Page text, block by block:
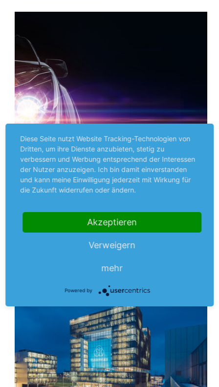
Premium
NEUES AUS UNTERNEHMEN
schafft es aus den roten Zahlen
16. Oktober 2020 Daimler hat sich im 3. Quartal deutlich
besser geschlagen als erwartet. Der Markt habe sich
schneller erholt als gedacht, vor allem im…
Diese Seite nutzt Website Tracking-Technologien von
Dritten, um ihre Dienste anzubieten, stetig zu
verbessern und Werbung entsprechend der Interessen
der Nutzer anzuzeigen. Ich bin damit einverstanden
und kann meine Einwilligung jederzeit mit Wirkung für
die Zukunft widerrufen oder ändern.
Akzeptieren
Verweigern
mehr
Powered by